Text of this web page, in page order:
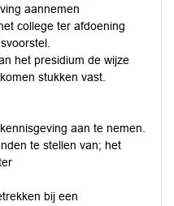
aannemen
college ter afdoening
het presidium de wijze
stukken vast.
aan te nemen.
te stellen van; het
bij een